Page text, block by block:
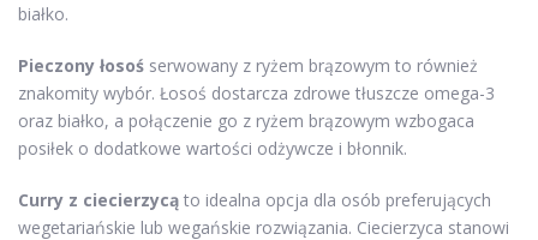
białko.
Pieczony łosoś serwowany z ryżem brązowym to również
znakomity wybór. Łosoś dostarcza zdrowe tłuszcze omega-3
oraz białko, a połączenie go z ryżem brązowym wzbogaca
posiłek o dodatkowe wartości odżywcze i błonnik.
Curry z ciecierzycą to idealna opcja dla osób preferujących
wegetariańskie lub wegańskie rozwiązania. Ciecierzyca stanowi